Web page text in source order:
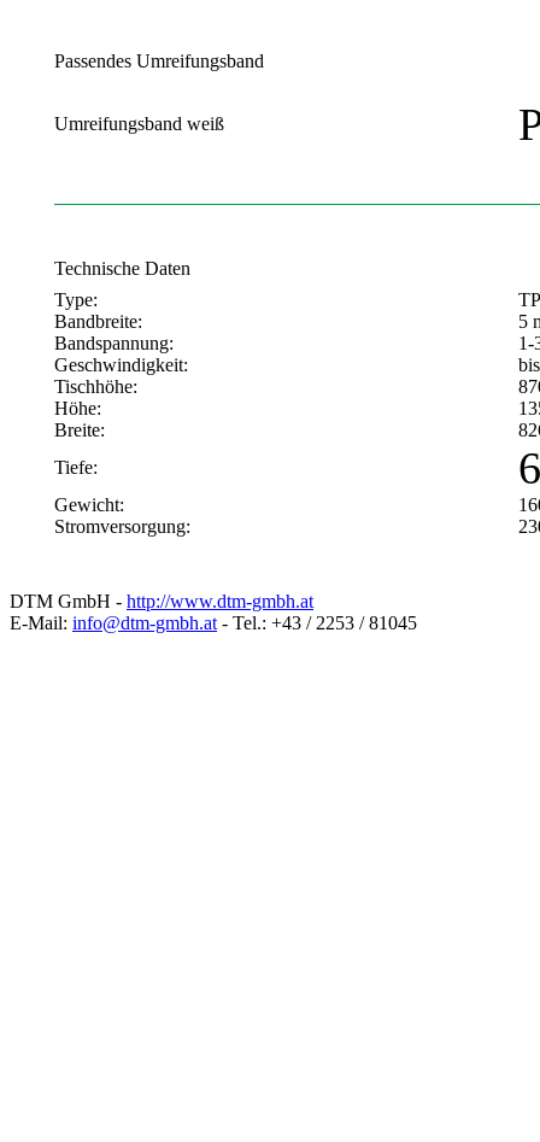
Passendes Umreifungsband
Umreifungsband weiß
Technische Daten
Type:
Bandbreite:
5
Bandspannung:
1-
Geschwindigkeit:
Tischhöhe:
Höhe:
Breite:
Tiefe:
Gewicht:
Stromversorgung:
DTM GmbH - http://www.dtm-gmbh.at
E-Mail: info@dtm-gmbh.at - Tel.: +43 / 2253 / 81045